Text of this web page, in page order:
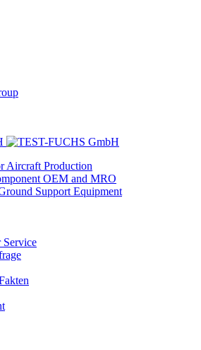
Aircraft Production
OEM and MRO
Support Equipment
Service